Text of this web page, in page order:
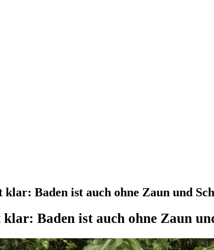
klar: Baden ist auch ohne Zaun und
Baden ist auch ohne Zaun